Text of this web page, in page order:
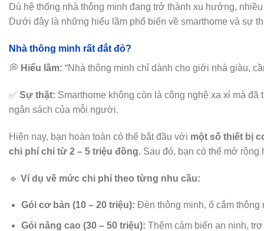
Dù hệ thống nhà thông minh đang trở thành xu hướng,
Dưới đây là những hiểu lầm phổ biến về smarthome và sự
Nhà thông minh rất đắt đỏ?
💭 Hiểu lầm: “Nhà thông minh chỉ dành cho giới nhà giàu,
✅ Sự thật: Smarthome không còn là công nghệ xa xỉ mà
ngân sách của mỗi người.
Hiện nay, bạn hoàn toàn có thể bắt đầu với một số thiết bị
chi phí chỉ từ 2 – 5 triệu đồng. Sau đó, bạn có thể mở
🔹 Ví dụ về mức chi phí theo từng nhu cầu:
Gói cơ bản (10 – 20 triệu): Đèn thông minh, ổ cắm thông
Gói nâng cao (30 – 50 triệu): Thêm cảm biến an ninh,